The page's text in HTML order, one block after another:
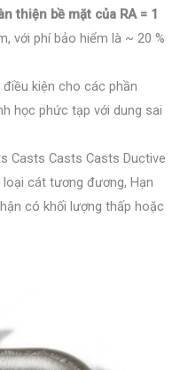
thiện bề mặt của RA = 1
với phí bảo hiểm là ~ 20 %
kiện cho các phần
học phức tạp với dung sai
Casts Casts Casts Ductive
cát tương đương, Hạn
có khối lượng thấp hoặc